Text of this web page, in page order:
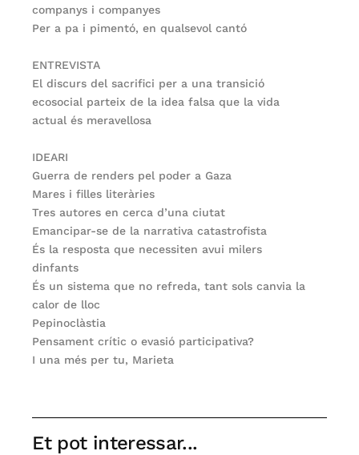
companys i companyes
Per a pa i pimentó, en qualsevol cantó
ENTREVISTA
El discurs del sacrifici per a una transició
ecosocial parteix de la idea falsa que la vida
actual és meravellosa
IDEARI
Guerra de renders pel poder a Gaza
Mares i filles literàries
Tres autores en cerca d’una ciutat
Emancipar-se de la narrativa catastrofista
És la resposta que necessiten avui milers
dinfants
És un sistema que no refreda, tant sols canvia la
calor de lloc
Pepinoclàstia
Pensament crític o evasió participativa?
I una més per tu, Marieta
Et pot interessar...